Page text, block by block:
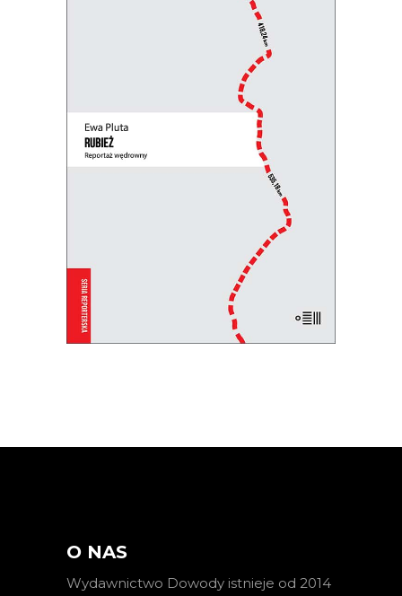
E-BOOK DO KOSZYKA
RUBIEŻ. REPORTAŻ
WĘDROWNY
Perspektywa pieszej reporterki łączy się
z uniwersalną refleksją nad granicami,
murami i zasiekami, które dzielą ludzi.
zł
O NAS
Wydawnictwo Dowody istnieje od 2014